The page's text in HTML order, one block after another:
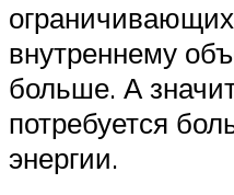
внутреннему
больше. А
потребуется
энергии.